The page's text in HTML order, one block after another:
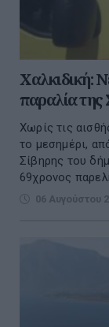
Χαλκιδική:
παραλία της
Χωρίς τις
το μεσημέρι,
Σίβηρης του
69χρονος
06 Αυγούστου